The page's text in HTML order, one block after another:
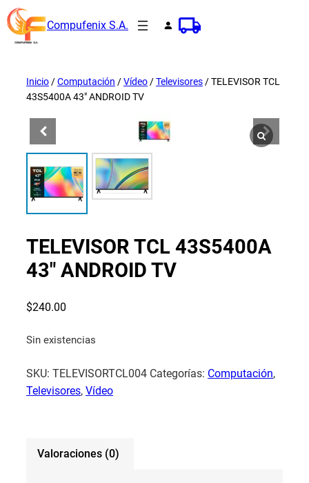
Saltar
al
contenido
Compufenix S.A.
Inicio/Computación /Vídeo/Televisores/ TELEVISOR TCL
43S5400A 43″ ANDROID TV
TELEVISOR TCL 43S5400A
43″ ANDROID TV
$240.00
Sin existencias
SKU: TELEVISORTCL004 Categorías: Computación,
Televisores, Vídeo
Valoraciones (0)